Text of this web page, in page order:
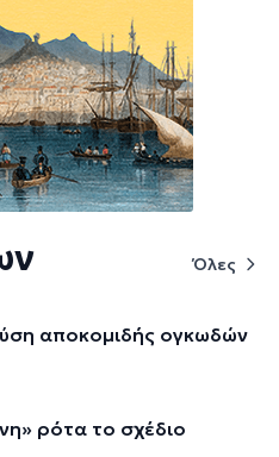
Όλες
αποκομιδής ογκωδών
ρότα το σχέδιο